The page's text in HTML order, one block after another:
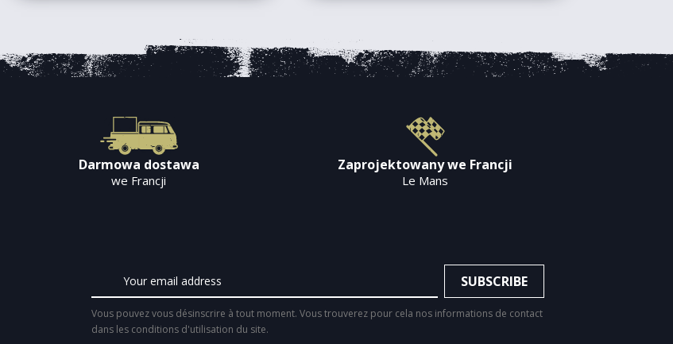
Darmowa dostawa
we Francji
Zaprojektowany we Francji
Le Mans
Vous pouvez vous désinscrire à tout moment. Vous trouverez pour cela nos informations de contact
dans les conditions d'utilisation du site.